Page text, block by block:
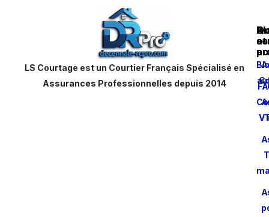
LS Courtage est un Courtier Français Spécialisé en
Assurances Professionnelles depuis 2014
et